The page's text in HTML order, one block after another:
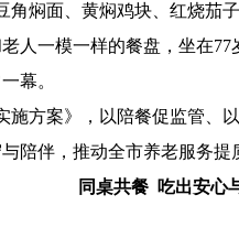
角焖面、黄焖鸡块、红烧
人一模一样的餐盘，坐在77
幕。
方案》，以陪餐促监管、
陪伴，推动全市养老服务提
同桌共餐 吃出安心